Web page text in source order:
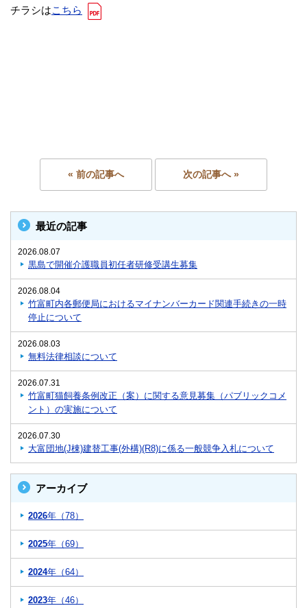
チラシはこちら
« 前の記事へ 次の記事へ »
最近の記事
2026.08.07
黒島で開催介護職員初任者研修受講生募集
2026.08.04
竹富町内各郵便局におけるマイナンバーカード関連手続きの一時
停止について
2026.08.03
無料法律相談について
2026.07.31
竹富町猫飼養条例改正（案）に関する意見募集（パブリックコメ
ント）の実施について
2026.07.30
大富団地(J棟)建替工事(外構)(R8)に係る一般競争入札について
アーカイブ
2026年（78）
2025年（69）
2024年（64）
2023年（46）